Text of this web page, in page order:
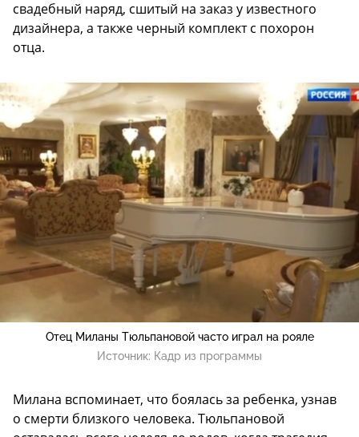
свадебный наряд, сшитый на заказ у известного
дизайнера, а также черный комплект с похорон
отца.
Отец Миланы Тюльпановой часто играл на рояле
Источник: Кадр из программы
Милана вспоминает, что боялась за ребенка, узнав
о смерти близкого человека. Тюльпановой